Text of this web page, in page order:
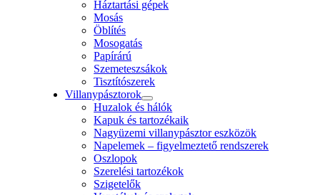
Háztartási gépek
Mosás
Öblítés
Mosogatás
Papírárú
Szemeteszsákok
Tisztítószerek
Villanypásztorok
Huzalok és hálók
Kapuk és tartozékaik
Nagyüzemi villanypásztor eszközök
Napelemek – figyelmeztető rendszerek
Oszlopok
Szerelési tartozékok
Szigetelők